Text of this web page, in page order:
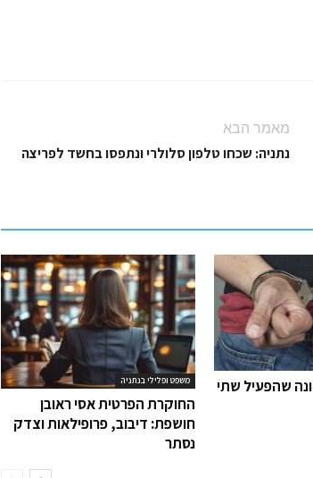
מאמר הבא
נתניה: שכחו טלפון סלולרי ונתפסו בחשד לפריצה
משפט ופלילי בנתניה
החוקרת הפרטית אסי ראובן
חושפת: דיבוב, פרופילאות וצדק
נסתר
שהפעיל שתי